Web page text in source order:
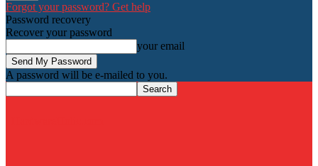
Forgot your password? Get help
Password recovery
Recover your password
your email
A password will be e-mailed to you.